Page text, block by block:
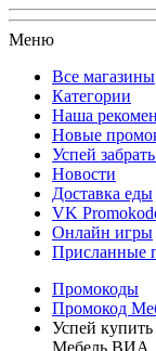
Меню
Все магазины
Категории
Наша
Новые
Успей
Новости
Доставка еды
VK
Онлайн игры
Присланные
Промокоды
Промокод
Успей
Мебель ВИА